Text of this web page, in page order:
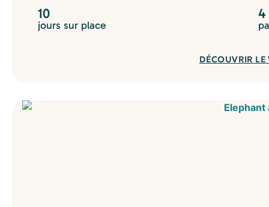
10
jours sur place
DÉCOUVRIR LE